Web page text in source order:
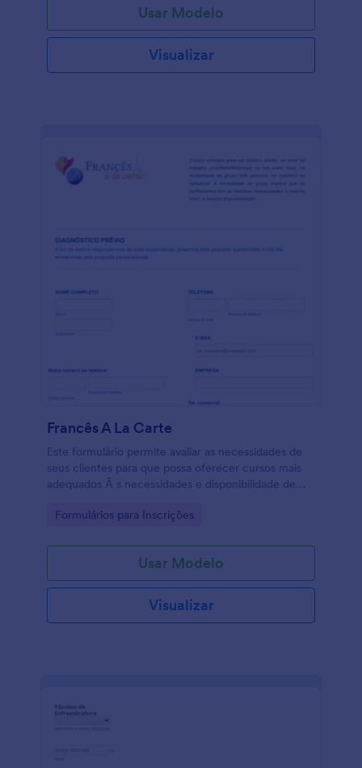
Usar Modelo
Visualizar
Francês A La Carte
Este formulário permite avaliar as necessidades de
seus clientes para que possa oferecer cursos mais
adequados Ã s necessidades e disponibilidade de
Go to Category:
Formulários para Inscrições
Usar Modelo
Visualizar